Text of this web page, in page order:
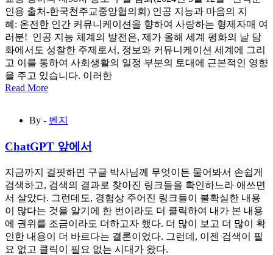
인용 출처-한국천주교중앙협의회) 인공 지능과 마음의 지
혜: 온전한 인간 커뮤니케이션을 향하여 사랑하는 형제자매 여
러분! 인공 지능 체계의 발전은, 제가 올해 세계 평화의 날 담
화에서도 성찰한 주제로서, 정보와 커뮤니케이션 세계에 그리
고 이를 통하여 사회생활의 일정 부분의 토대에 근본적인 영향
을 주고 있습니다. 이러한
Read More
By - 벤지
ChatGPT 앞에서
지금까지 걸핏하면 구글 박사님께 무엇이든 물어봐서 손쉽게
검색하고, 검색의 결과로 찾아진 링크들을 확인하느라 애쓰면
서 살았다. 그런데도, 경험상 주어진 링크들이 불확실한 내용
이 많다는 것을 알기에 한 번이라도 더 클릭하여 내가 본 내용
에 권위를 조금이라도 더하고자 했다. 더 많이 보고 더 많이 확
인한 내용이 더 바르다는 결론이었다. 그런데, 이젠 검색이 필
요 없고 클릭이 필요 없는 시대가 왔다.